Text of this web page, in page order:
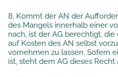
8. Kommt der AN der
des Mangels innerhalb einer
nach, ist der AG berechtigt,
auf Kosten des AN selbst
vornehmen zu lassen. Sofern
ist, steht dem AG dieses